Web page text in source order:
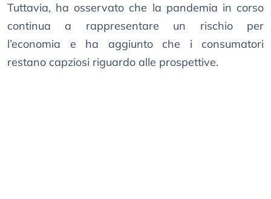
Tuttavia, ha osservato che la pandemia in corso
continua a rappresentare un rischio per
l’economia e ha aggiunto che i consumatori
restano capziosi riguardo alle prospettive.